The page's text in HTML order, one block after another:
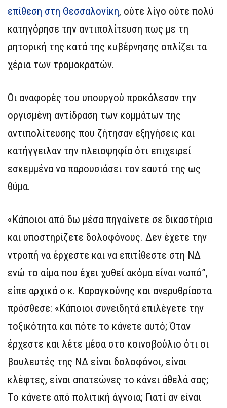
επίθεση στη Θεσσαλονίκη, ούτε λίγο ούτε πολύ
κατηγόρησε την αντιπολίτευση πως με τη
ρητορική της κατά της κυβέρνησης οπλίζει τα
χέρια των τρομοκρατών.
Οι αναφορές του υπουργού προκάλεσαν την
οργισμένη αντίδραση των κομμάτων της
αντιπολίτευσης που ζήτησαν εξηγήσεις και
κατήγγειλαν την πλειοψηφία ότι επιχειρεί
εσκεμμένα να παρουσιάσει τον εαυτό της ως
θύμα.
«Κάποιοι από δω μέσα πηγαίνετε σε δικαστήρια
και υποστηρίζετε δολοφόνους. Δεν έχετε την
ντροπή να έρχεστε και να επιτίθεστε στη ΝΔ
ενώ το αίμα που έχει χυθεί ακόμα είναι νωπό”,
είπε αρχικά ο κ. Καραγκούνης και ανερυθρίαστα
πρόσθεσε: «Κάποιοι συνειδητά επιλέγετε την
τοξικότητα και πότε το κάνετε αυτό; Όταν
έρχεστε και λέτε μέσα στο κοινοβούλιο ότι οι
βουλευτές της ΝΔ είναι δολοφόνοι, είναι
κλέφτες, είναι απατεώνες το κάνει άθελά σας;
Το κάνετε από πολιτική άγνοια; Γιατί αν είναι